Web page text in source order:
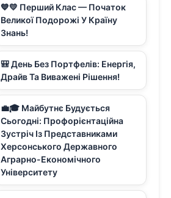
💙💛 Перший Клас — Початок
Великої Подорожі У Країну
Знань!
🎒 День Без Портфелів: Енергія,
Драйв Та Виважені Рішення!
💼🎓 Майбутнє Будується
Сьогодні: Профорієнтаційна
Зустріч Із Представниками
Херсонського Державного
Аграрно-Економічного
Університету